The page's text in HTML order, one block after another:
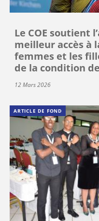
Le COE soutient
meilleur accès à
femmes et les
de la condition
12 Mars 2026
ARTICLE DE FOND